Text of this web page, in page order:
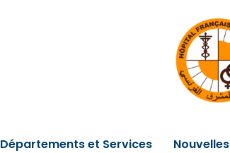
Départements et Services Nouvelles